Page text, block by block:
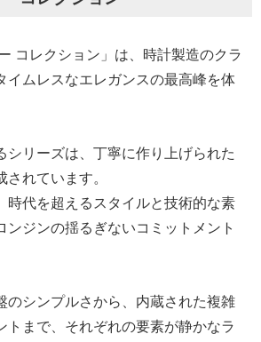
コレクション」は、時計製造のクラ
イムレスなエレガンスの最高峰を体
シリーズは、丁寧に作り上げられた
れています。
時代を超えるスタイルと技術的な素
ンジンの揺るぎないコミットメント
のシンプルさから、内蔵された複雑
トまで、それぞれの要素が静かなラ